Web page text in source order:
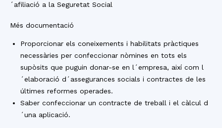
´afiliació a la Seguretat Social
Més documentació
Proporcionar els coneixements i habilitats pràctiques
necessàries per confeccionar nòmines en tots els
supòsits que puguin donar-se en l´empresa, així com l
´elaboració d´assegurances socials i contractes de les
últimes reformes operades.
Saber confeccionar un contracte de treball i el càlcul d
´una aplicació.